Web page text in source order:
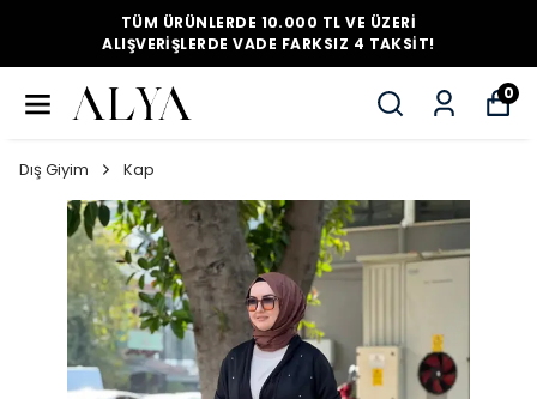
TÜM ÜRÜNLERDE 10.000 TL VE ÜZERI
ALIŞVERIŞLERDE VADE FARKSIZ 4 TAKSIT!
0
Dış Giyim Kap